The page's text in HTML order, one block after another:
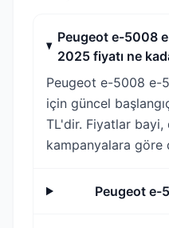
Peugeot e-5008
2025 fiyatı ne
Peugeot e-5008 e-
için güncel
TL'dir. Fiyatlar bayi,
kampanyalara göre
Peugeot e-